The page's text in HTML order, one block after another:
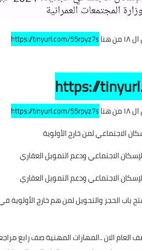
https://tinyurl.com/55rpyz7s
https://
https://tinyurl.com/55rpyz7s
الاجتماعي لمن خارج الأولوية
الاجتماعي ودعم التمويل العقاري
الاجتماعي ودعم التمويل العقاري
باب الحجز والتحويل لمن هم خارج
العام الان ..المهارات المهنية صف رابع